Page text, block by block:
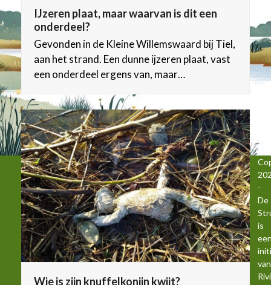
IJzeren plaat, maar waarvan is dit een
onderdeel?
Gevonden in de Kleine Willemswaard bij Tiel,
aan het strand. Een dunne ijzeren plaat, vast
een onderdeel ergens van, maar…
Wie is zijn knuffelkonijn kwijt?
-
De
is
van